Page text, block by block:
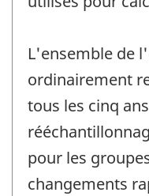
L'ensemble de
ordinairement
tous les cinq
pour les
changements